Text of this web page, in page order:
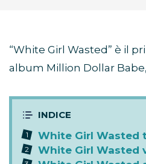
“White Girl Wasted” è il
album Million Dollar
White Girl Wasted
White Girl Wasted